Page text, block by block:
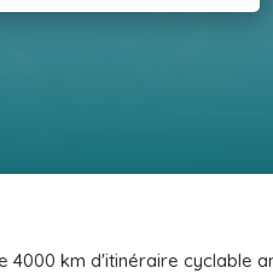
4000 km d'itinéraire cyclable